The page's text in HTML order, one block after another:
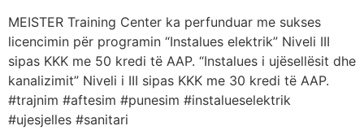
MEISTER Training Center ka perfunduar me sukses
licencimin për programin “Instalues elektrik” Niveli III
sipas KKK me 50 kredi të AAP. “Instalues i ujësellësit dhe
kanalizimit” Niveli i III sipas KKK me 30 kredi të AAP.
#trajnim #aftesim #punesim #instalueselektrik
#ujesjelles #sanitari